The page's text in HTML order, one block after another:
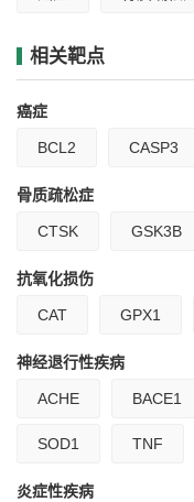
相关靶点
癌症
BCL2 CASP3
骨质疏松症
CTSK GSK3B
抗氧化损伤
CAT GPX1
神经退行性疾病
ACHE BACE1
SOD1 TNF
炎症性疾病